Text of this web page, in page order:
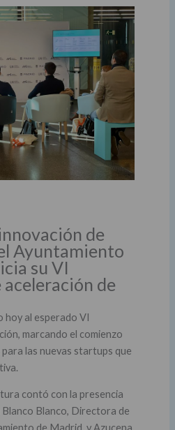
de
Ayuntamiento
su VI
de
hoy al esperado VI
marcando el comienzo
las nuevas startups que
contó con la presencia
Blanco, Directora de